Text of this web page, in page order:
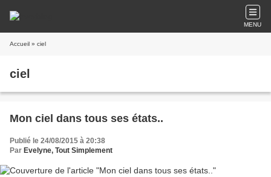
MENU
Accueil » ciel
ciel
Mon ciel dans tous ses états..
Publié le 24/08/2015 à 20:38
Par Evelyne, Tout Simplement